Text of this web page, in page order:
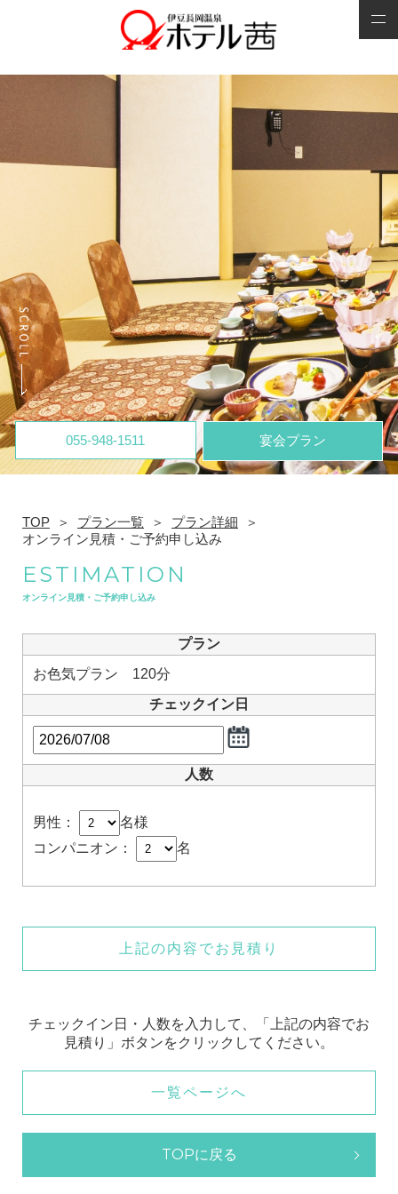
055-948-1511 宴会プラン
TOP プラン一覧
プラン詳細
オンライン見積・ご予約申し込み
ESTIMATION
オンライン見積・ご予約申し込み
プラン
お色気プラン 120分
チェックイン日
人数
男性：
名様
コンパニオン：
名
上記の内容でお見積り
チェックイン日・人数を入力して、「上記の内容でお
見積り」ボタンをクリックしてください。
一覧ページへ
TOPに戻る